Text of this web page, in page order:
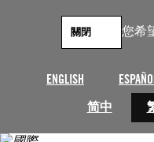
您希
ENGLISH
简中
關閉